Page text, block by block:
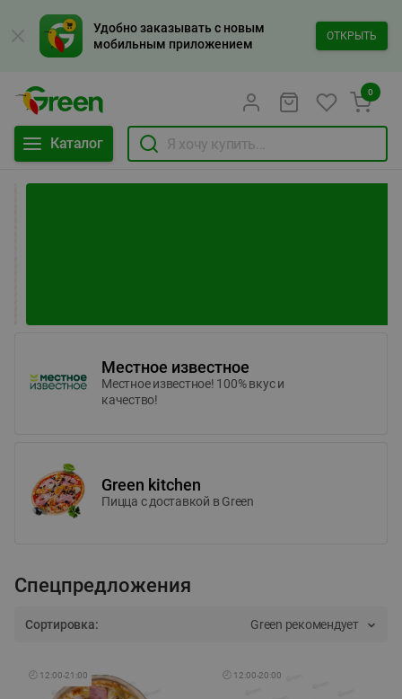
Удобно заказывать с новым
мобильным приложением
ОТКРЫТЬ
Каталог
0
Местное известное
Местное известное! 100% вкус и
качество!
Green kitchen
Пицца c доставкой в Green
Спецпредложения
Сортировка: Green рекомендует
🕘 12:00-21:00 🕘 12:00-20:00